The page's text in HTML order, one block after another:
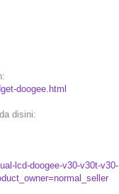
doogee.html
disini:
lcd-doogee-v30-v30t-v30-